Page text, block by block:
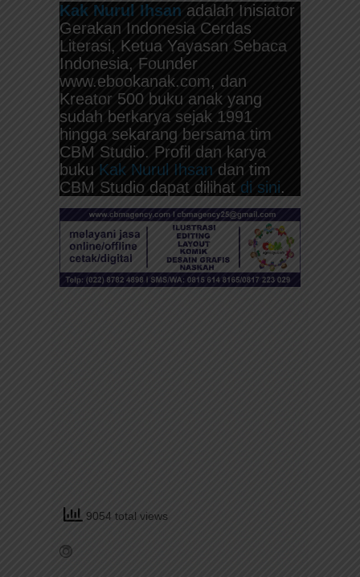
Kak Nurul Ihsan adalah Inisiator
Gerakan Indonesia Cerdas
Literasi, Ketua Yayasan Sebaca
Indonesia, Founder
www.ebookanak.com, dan
Kreator 500 buku anak yang
sudah berkarya sejak 1991
hingga sekarang bersama tim
CBM Studio. Profil dan karya
buku Kak Nurul Ihsan dan tim
CBM Studio dapat dilihat di sini.
9054 total views